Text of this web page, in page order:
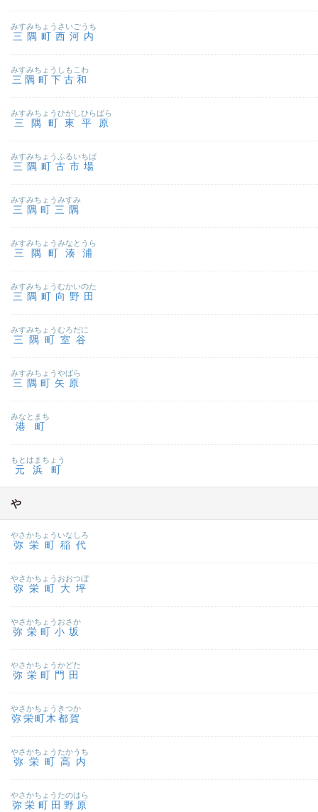
三隅町西河内
みすみちょうさいごうち
三隅町下古和
みすみちょうしもこわ
三隅町東平原
みすみちょうひがしひらばら
三隅町古市場
みすみちょうふるいちば
三隅町三隅
みすみちょうみすみ
三隅町湊浦
みすみちょうみなとうら
三隅町向野田
みすみちょうむかいのた
三隅町室谷
みすみちょうむろだに
三隅町矢原
みすみちょうやばら
港町
みなとまち
元浜町
もとはまちょう
や
弥栄町稲代
やさかちょういなしろ
弥栄町大坪
やさかちょうおおつぼ
弥栄町小坂
やさかちょうおさか
弥栄町門田
やさかちょうかどた
弥栄町木都賀
やさかちょうきつか
弥栄町高内
やさかちょうたかうち
弥栄町田野原
やさかちょうたのはら